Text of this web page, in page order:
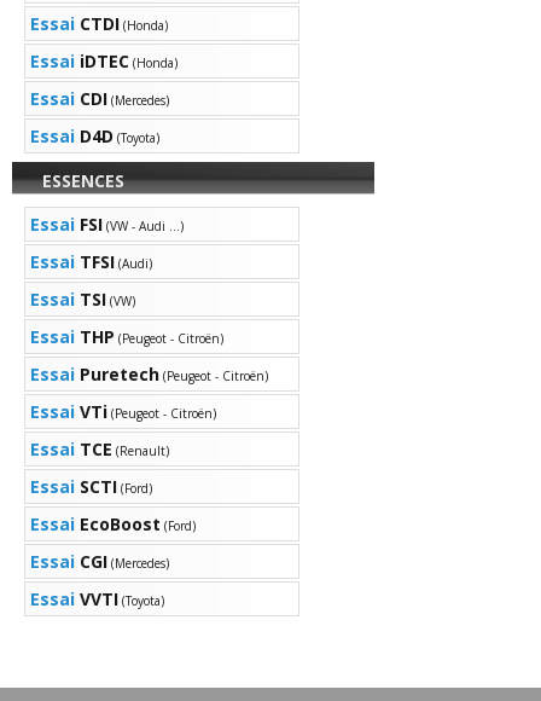
Essai CTDI (Honda)
Essai iDTEC (Honda)
Essai CDI (Mercedes)
Essai D4D (Toyota)
ESSENCES
Essai FSI (VW - Audi ...)
Essai TFSI (Audi)
Essai TSI (VW)
Essai THP (Peugeot - Citroën)
Essai Puretech (Peugeot - Citroën)
EssaiVTi (Peugeot - Citroën)
Essai TCE (Renault)
Essai SCTI (Ford)
Essai EcoBoost (Ford)
Essai CGI (Mercedes)
EssaiVVTI (Toyota)